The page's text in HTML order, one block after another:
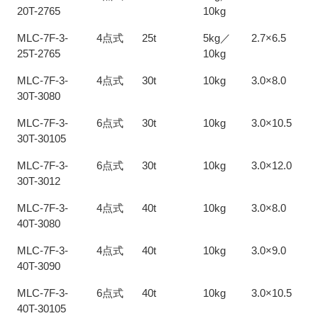
20T-2765
10kg
MLC-7F-3-
25T-2765
4点式 25t
5kg／
10kg
2.7×6.5
MLC-7F-3-
30T-3080
4点式 30t 10kg 3.0×8.0
MLC-7F-3-
30T-30105
6点式 30t 10kg 3.0×10.5
MLC-7F-3-
30T-3012
6点式 30t 10kg 3.0×12.0
MLC-7F-3-
40T-3080
4点式 40t 10kg 3.0×8.0
MLC-7F-3-
40T-3090
4点式 40t 10kg 3.0×9.0
MLC-7F-3-
40T-30105
6点式 40t 10kg 3.0×10.5